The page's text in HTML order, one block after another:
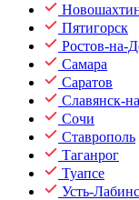
Пятигорск
Ростов-на-
Самара
Саратов
Славянск-
Сочи
Ставрополь
Таганрог
Туапсе
Усть-